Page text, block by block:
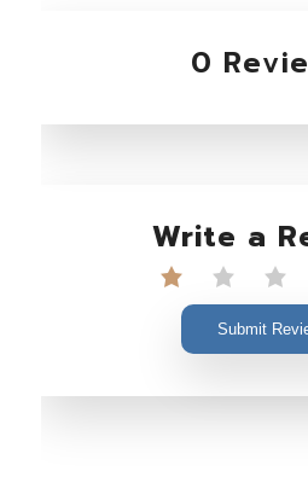
0
Write a
Submit